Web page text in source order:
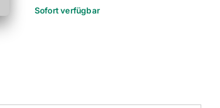
Sofort verfügbar